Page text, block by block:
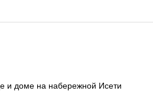
и доме на набережной Исети